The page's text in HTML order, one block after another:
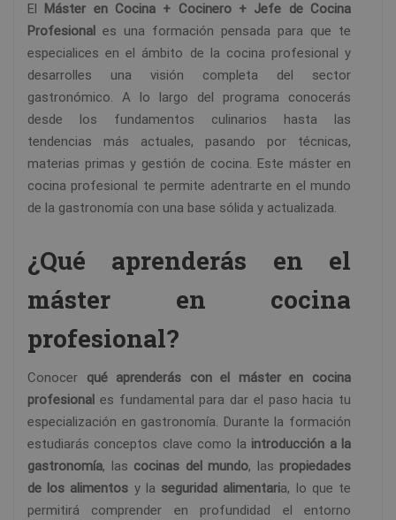
El Máster en Cocina + Cocinero + Jefe de Cocina
Profesional es una formación pensada para que te
especialices en el ámbito de la cocina profesional y
desarrolles una visión completa del sector
gastronómico. A lo largo del programa conocerás
desde los fundamentos culinarios hasta las
tendencias más actuales, pasando por técnicas,
materias primas y gestión de cocina. Este máster en
cocina profesional te permite adentrarte en el mundo
de la gastronomía con una base sólida y actualizada.
¿Qué aprenderás en el
máster en cocina
profesional?
Conocer qué aprenderás con el máster en cocina
profesional es fundamental para dar el paso hacia tu
especialización en gastronomía. Durante la formación
estudiarás conceptos clave como la introducción a la
gastronomía, las cocinas del mundo, las propiedades
de los alimentos y la seguridad alimentaria, lo que te
permitirá comprender en profundidad el entorno